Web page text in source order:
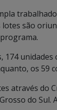
lotes são
174
os 59
através do
do Sul.